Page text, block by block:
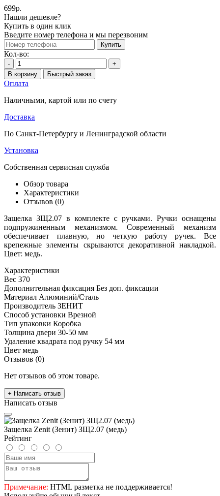
699р.
Нашли дешевле?
Купить в один клик
Введите номер телефона и мы перезвоним
Купить
Кол-во:
-
+
В корзину
Быстрый заказ
Оплата
Наличными, картой или по счету
Доставка
По Санкт-Петербургу и Ленинградской области
Установка
Собственная сервисная служба
Обзор товара
Характеристики
Отзывов (0)
Защелка ЗЩ2.07 в комплекте с ручками. Ручки оснащены
подпружиненным механизмом. Современный механизм
обеспечивает плавную, но четкую работу ручек. Все
крепежные элементы скрываются декоративной накладкой.
Цвет: медь.
Характеристики
Вес 370
Дополнительная фиксация Без доп. фиксации
Материал Алюминий/Сталь
Производитель ЗЕНИТ
Способ установки Врезной
Тип упаковки Коробка
Толщина двери 30-50 мм
Удаление квадрата под ручку 54 мм
Цвет медь
Отзывов (0)
Нет отзывов об этом товаре.
+ Написать отзыв
Написать отзыв
Защелка Zenit (Зенит) ЗЩ2.07 (медь)
Рейтинг
Примечание: HTML разметка не поддерживается!